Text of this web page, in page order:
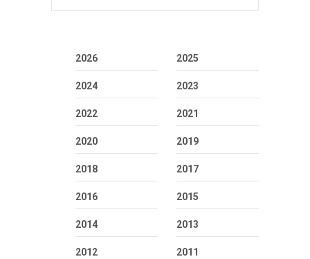
2026 2025
2024 2023
2022 2021
2020 2019
2018 2017
2016 2015
2014 2013
2012 2011